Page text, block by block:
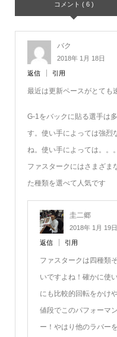
コメント ( 6 )
バク
2018年 1月 18日
返信 引用
最近は更新ペースがとても
G-1をバックに貼る選手は
す。使い手によっては強烈
ね。使い手によっては。。。
ファスタークにはさまざま
た種類を選べて人気です
圭二郷
2018年 1月 19日
返信 引用
ファスタークは四種類
いですよね！確かに使
にも比較的回転をかけ
値段でこのパフォーマ
ー！やはり他のラバー